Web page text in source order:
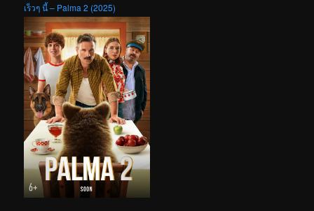
เร็วๆ นี้ – Palma 2 (2025)